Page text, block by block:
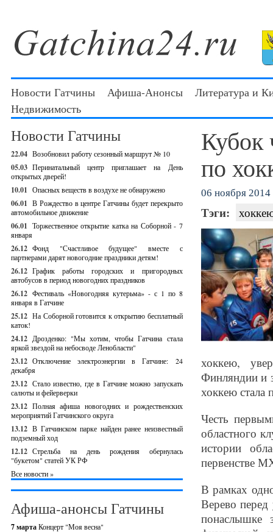
Новости Гатчины Афиша-Анонсы
Литература и
Недвижимость
Новости Гатчины
22.04 Возобновил работу сезонный маршрут № 10
05.03 Перинатальный центр приглашает на День
открытых дверей!
10.01 Опасных веществ в воздухе не обнаружено
06.01 В Рождество в центре Гатчины будет перекрыто
автомобильное движение
06.01 Торжественное открытие катка на Соборной - 7
января
26.12 Фонд "Счастливое будущее" вместе с
партнерами дарят новогодние праздники детям!
26.12 График работы городских и пригородных
автобусов в период новогодних праздников
26.12 Фестиваль «Новогодняя кутерьма» - с 1 по 8
января в Гатчине
25.12 На Соборной готовится к открытию бесплатный
каток!
24.12 Дрозденко: "Мы хотим, чтобы Гатчина стала
яркой звездой на небосводе Ленобласти"
23.12 Отключение электроэнергии в Гатчине: 24
декабря
23.12 Стало известно, где в Гатчине можно запускать
салюты и фейерверки
23.12 Полная афиша новогодних и рождественских
мероприятий Гатчинского округа
13.12 В Гатчинском парке найден ранее неизвестный
подземный ход
12.12 Стрельба на день рождения обернулась
"букетом" статей УК РФ
Все новости »
Афиша-анонсы Гатчины
7 мартаКонцерт "Моя весна"
Кубок
по
06 ноября 2014
Тэги:
хоккею,
Финляндии и
хоккею стала
Честь
областного
истории
первенстве
В рамках
Верево
понаслышке